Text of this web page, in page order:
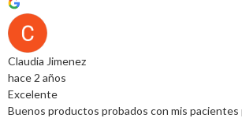
Claudia Jimenez
hace 2 años
Excelente
Buenos productos probados con mis